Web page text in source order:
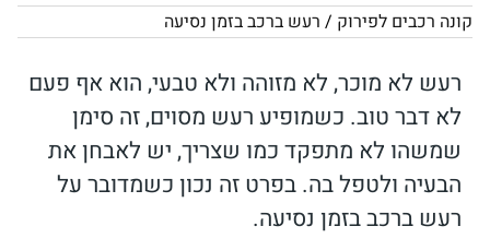
קונה רכבים לפירוק / רעש ברכב בזמן נסיעה
רעש לא מוכר, לא מזוהה ולא טבעי, הוא אף פעם
לא דבר טוב. כשמופיע רעש מסוים, זה סימן
שמשהו לא מתפקד כמו שצריך, יש לאבחן את
הבעיה ולטפל בה. בפרט זה נכון כשמדובר על
רעש ברכב בזמן נסיעה.